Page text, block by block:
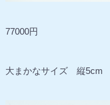
77000円
大まかなサイズ 縦